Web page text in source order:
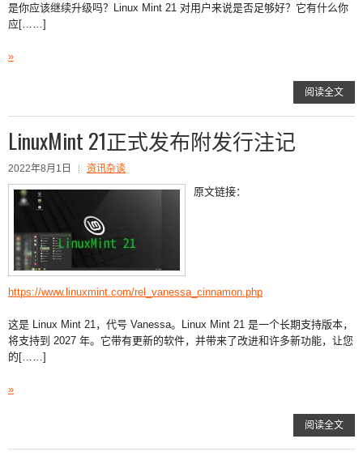
是你应该继续升级吗？Linux Mint 21 对用户来说是否足够好？它有什么你
应[……]
»
阅读全文
LinuxMint 21正式发布附发行注记
2022年8月1日 资讯杂谈
原文链接：
https://www.linuxmint.com/rel_vanessa_cinnamon.php
这是 Linux Mint 21，代号 Vanessa。Linux Mint 21 是一个长期支持版本，
将支持到 2027 年。它带有更新的软件，并带来了改进和许多新功能，让您
的[……]
»
阅读全文